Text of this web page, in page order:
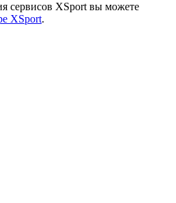
сервисов XSport вы можете
XSport.